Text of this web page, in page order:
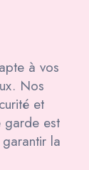
à vos
Nos
et
garde est
la